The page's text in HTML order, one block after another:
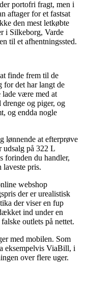
portofri fragt, men i
aftager for et fastsat
den mest letkøbte
i Silkeborg, Varde
til et afhentningssted.
finde frem til de
for det har langt de
lade være med at
og piger, og
og endda nogle
lønnende at efterprøve
udsalg på 322 L
forinden du handler,
laveste pris.
webshop
der er urealistisk
der viser en fup
ind under en
outlets på nettet.
med mobilen. Som
eksempelvis ViaBill, i
over flere uger.